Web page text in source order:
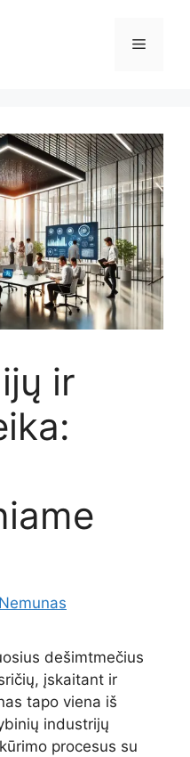
Meniu
ir
Nemunas
dešimtmečius
įskaitant ir
tapo viena iš
industrijų
procesus su